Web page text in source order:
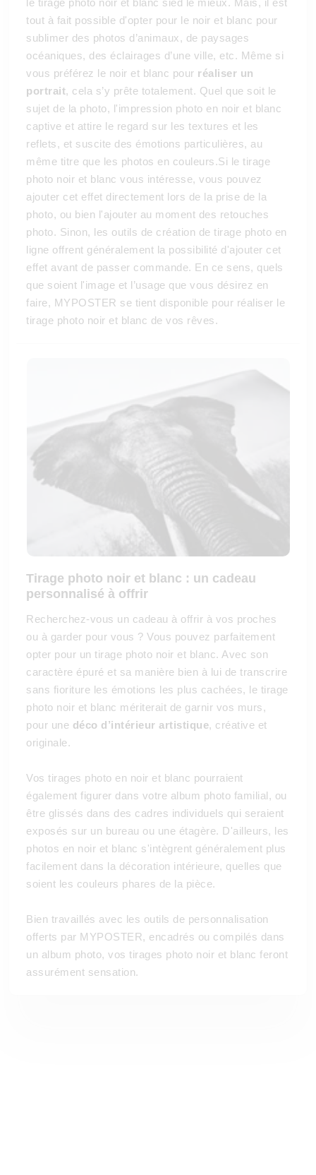
le tirage photo noir et blanc sied le mieux. Mais, il est
tout à fait possible d'opter pour le noir et blanc pour
sublimer des photos d’animaux, de paysages
océaniques, des éclairages d’une ville, etc. Même si
vous préférez le noir et blanc pour réaliser un
portrait, cela s’y prête totalement. Quel que soit le
sujet de la photo, l'impression photo en noir et blanc
captive et attire le regard sur les textures et les
reflets, et suscite des émotions particulières, au
même titre que les photos en couleurs.Si le tirage
photo noir et blanc vous intéresse, vous pouvez
ajouter cet effet directement lors de la prise de la
photo, ou bien l'ajouter au moment des retouches
photo. Sinon, les outils de création de tirage photo en
ligne offrent généralement la possibilité d'ajouter cet
effet avant de passer commande. En ce sens, quels
que soient l'image et l’usage que vous désirez en
faire, MYPOSTER se tient disponible pour réaliser le
tirage photo noir et blanc de vos rêves.
Tirage photo noir et blanc : un cadeau
personnalisé à offrir
Recherchez-vous un cadeau à offrir à vos proches
ou à garder pour vous ? Vous pouvez parfaitement
opter pour un tirage photo noir et blanc. Avec son
caractère épuré et sa manière bien à lui de transcrire
sans fioriture les émotions les plus cachées, le tirage
photo noir et blanc mériterait de garnir vos murs,
pour une déco d’intérieur artistique, créative et
originale.
Vos tirages photo en noir et blanc pourraient
également figurer dans votre album photo familial, ou
être glissés dans des cadres individuels qui seraient
exposés sur un bureau ou une étagère. D'ailleurs, les
photos en noir et blanc s'intègrent généralement plus
facilement dans la décoration intérieure, quelles que
soient les couleurs phares de la pièce.
Bien travaillés avec les outils de personnalisation
offerts par MYPOSTER, encadrés ou compilés dans
un album photo, vos tirages photo noir et blanc feront
assurément sensation.